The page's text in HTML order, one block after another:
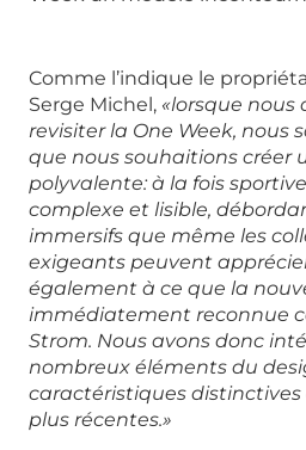
Comme l’indique le
Serge Michel, «lorsque nous
revisiter la One Week, nous
que nous souhaitions créer
polyvalente: à la fois
complexe et lisible,
immersifs que même les
exigeants peuvent
également à ce que la
immédiatement reconnue
Strom. Nous avons donc
nombreux éléments du
caractéristiques distinctives
plus récentes.»